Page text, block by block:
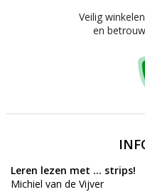
Veilig
en
Leren lezen met ... strips!
Michiel van de Vijver